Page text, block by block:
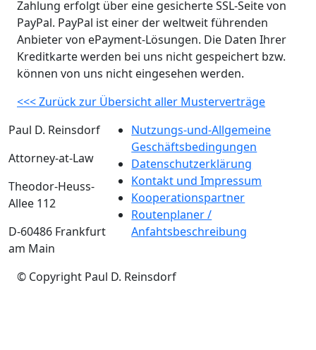
Zahlung erfolgt über eine gesicherte SSL-Seite von
PayPal. PayPal ist einer der weltweit führenden
Anbieter von ePayment-Lösungen. Die Daten Ihrer
Kreditkarte werden bei uns nicht gespeichert bzw.
können von uns nicht eingesehen werden.
<<< Zurück zur Übersicht aller Musterverträge
Paul D. Reinsdorf
Attorney-at-Law
Theodor-Heuss-
Allee 112
D-60486 Frankfurt
am Main
Nutzungs-und-Allgemeine
Geschäftsbedingungen
Datenschutzerklärung
Kontakt und Impressum
Kooperationspartner
Routenplaner /
Anfahtsbeschreibung
© Copyright Paul D. Reinsdorf